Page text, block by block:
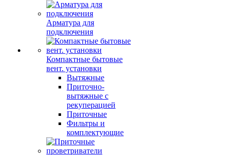
Арматура для
подключения
Компактные бытовые
вент. установки
Вытяжные
Приточно-
вытяжные с
рекуперацией
Приточные
Фильтры и
комплектующие